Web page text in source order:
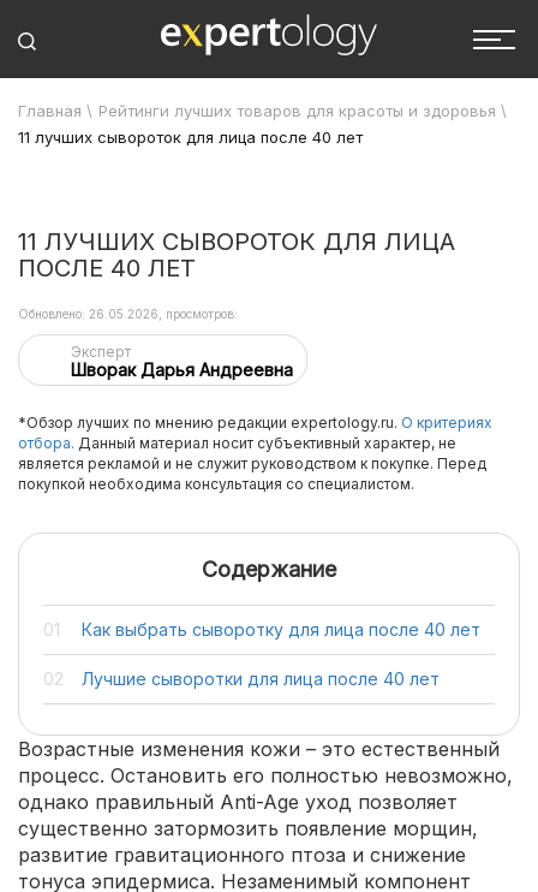
Главная \ Рейтинги лучших товаров для красоты и здоровья \
11 лучших сывороток для лица после 40 лет
11 ЛУЧШИХ СЫВОРОТОК ДЛЯ ЛИЦА
ПОСЛЕ 40 ЛЕТ
Эксперт
Шворак Дарья Андреевна
Обновлено: 26.05.2026, просмотров:
*Обзор лучших по мнению редакции expertology.ru. О критериях
отбора. Данный материал носит субъективный характер, не
является рекламой и не служит руководством к покупке. Перед
покупкой необходима консультация со специалистом.
Содержание
Как выбрать сыворотку для лица после 40 лет
Лучшие сыворотки для лица после 40 лет
Возрастные изменения кожи – это естественный
процесс. Остановить его полностью невозможно,
однако правильный Anti-Age уход позволяет
существенно затормозить появление морщин,
развитие гравитационного птоза и снижение
тонуса эпидермиса. Незаменимый компонент